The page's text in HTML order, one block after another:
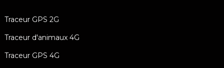
Traceur GPS 2G
Traceur d'animaux 4G
Traceur GPS 4G